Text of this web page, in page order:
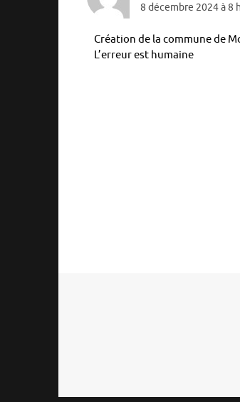
8 décembre 2024 à 8
Création de la commune de
L’erreur est humaine